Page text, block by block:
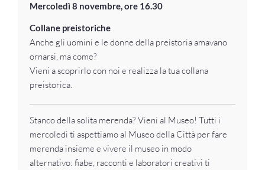
Mercoledì 8 novembre, ore 16.30
Collane preistoriche
Anche gli uomini e le donne della preistoria amavano
ornarsi, ma come?
Vieni a scoprirlo con noi e realizza la tua collana
preistorica.
Stanco della solita merenda? Vieni al Museo! Tutti i
mercoledì ti aspettiamo al Museo della Città per fare
merenda insieme e vivere il museo in modo
alternativo: fiabe, racconti e laboratori creativi ti